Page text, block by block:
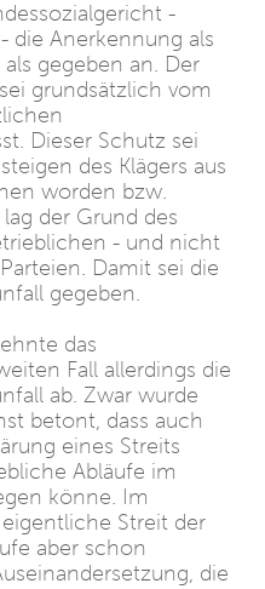
-
die Anerkennung als
gegeben an. Der
grundsätzlich vom
Dieser Schutz sei
des Klägers aus
worden bzw.
der Grund des
- und nicht
Damit sei die
gegeben.
das
Fall allerdings die
ab. Zwar wurde
betont, dass auch
eines Streits
Abläufe im
könne. Im
Streit der
aber schon
die